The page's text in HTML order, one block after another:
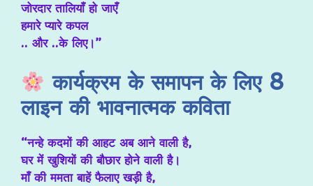
जोरदार तालियाँ हो जाएँ
हमारे प्यारे कपल
.. और ..के लिए।”
कार्यक्रम के समापन के लिए 8
लाइन की भावनात्मक कविता
“नन्हे कदमों की आहट अब आने वाली है,
घर में खुशियों की बौछार होने वाली है।
माँ की ममता बाहें फैलाए खड़ी है,